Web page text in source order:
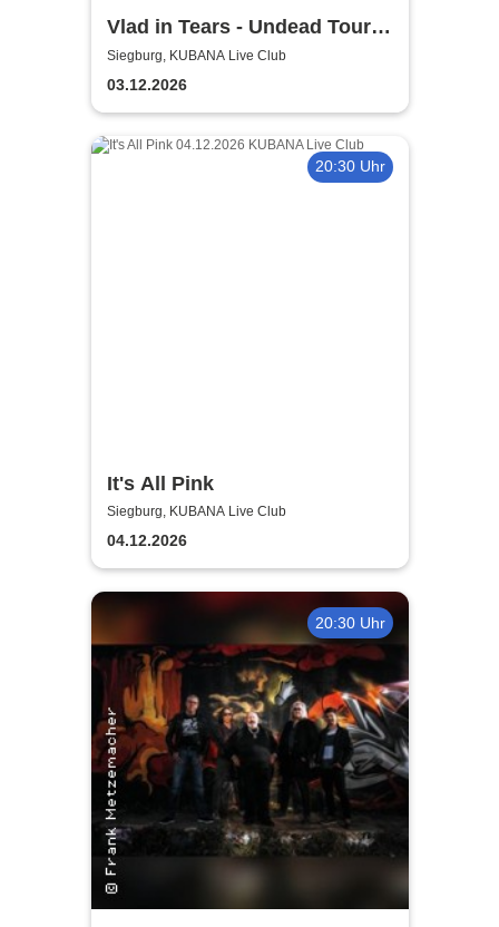
Vlad in Tears - Undead Tour
2026
Siegburg, KUBANA Live Club
03.12.2026
20:30 Uhr
It's All Pink
Siegburg, KUBANA Live Club
04.12.2026
20:30 Uhr